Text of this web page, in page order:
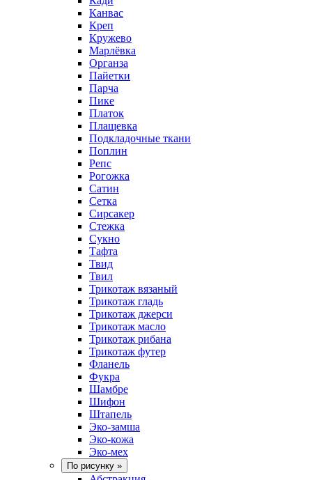
Канвас
Креп
Кружево
Марлёвка
Органза
Пайетки
Парча
Пике
Платок
Плащевка
Подкладочные ткани
Поплин
Репс
Рогожка
Сатин
Сетка
Сирсакер
Стежка
Сукно
Тафта
Твид
Твил
Трикотаж вязаный
Трикотаж гладь
Трикотаж джерси
Трикотаж масло
Трикотаж рибана
Трикотаж футер
Фланель
Фукра
Шамбре
Шифон
Штапель
Эко-замша
Эко-кожа
Эко-мех
По рисунку »